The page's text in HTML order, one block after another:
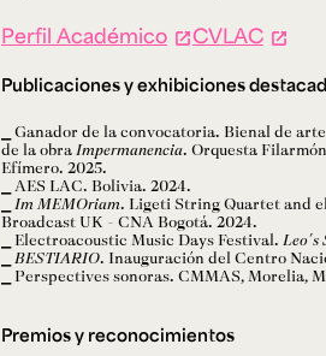
Perfil Académico
CVLAC
Publicaciones y exhibiciones
Ganador de la convocatoria. Bienal de
de la obra Impermanencia. Orquesta
Efímero. 2025.
AES LAC. Bolivia. 2024.
Im MEMOriam. Ligeti String Quartet and
Broadcast UK - CNA Bogotá. 2024.
Electroacoustic Music Days Festival.
BESTIARIO. Inauguración del Centro
Perspectives sonoras. CMMAS, Morelia,
Premios y reconocimientos